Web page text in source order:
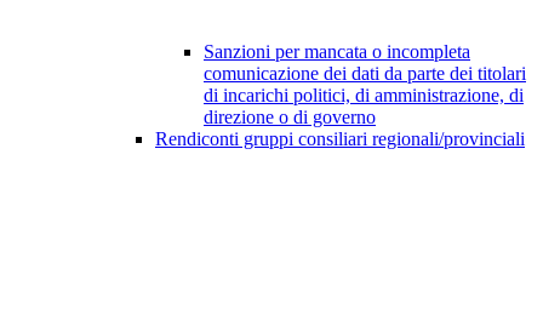
Sanzioni per mancata o incompleta
comunicazione dei dati da parte dei titolari
di incarichi politici, di amministrazione, di
direzione o di governo
Rendiconti gruppi consiliari regionali/provinciali